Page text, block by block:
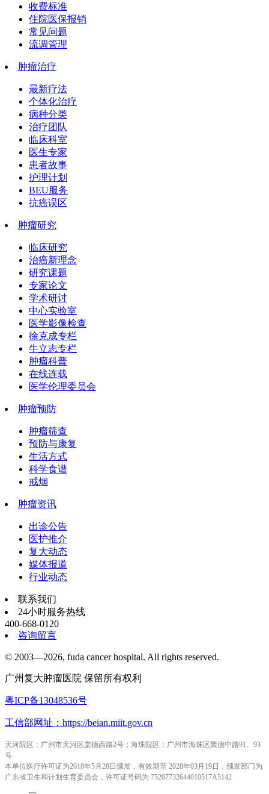
收费标准
住院医保报销
常见问题
流调管理
肿瘤治疗
最新疗法
个体化治疗
病种分类
治疗团队
临床科室
医生专家
患者故事
护理计划
BEU服务
抗癌误区
肿瘤研究
临床研究
治癌新理念
研究课题
专家论文
学术研讨
中心实验室
医学影像检查
徐克成专栏
牛立志专栏
肿瘤科普
在线连载
医学伦理委员会
肿瘤预防
肿瘤筛查
预防与康复
生活方式
科学食谱
戒烟
肿瘤资讯
出诊公告
医护推介
复大动态
媒体报道
行业动态
联系我们
24小时服务热线
400-668-0120
咨询留言
© 2003—2026, fuda cancer hospital. All rights reserved.
广州复大肿瘤医院 保留所有权利
粤ICP备13048536号
工信部网址：https://beian.miit.gov.cn
天河院区：广州市天河区棠德西路2号；海珠院区：广州市海珠区聚德中路91、93
号
本单位医疗许可证为2018年5月28日颁发，有效期至 2028年03月19日，颁发部门为
广东省卫生和计划生育委员会，许可证号码为 75207732644010517A5142